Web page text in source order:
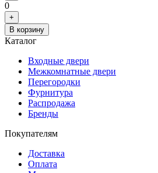
0
+
В корзину
Каталог
Входные двери
Межкомнатные двери
Перегородки
Фурнитура
Распродажа
Бренды
Покупателям
Доставка
Оплата